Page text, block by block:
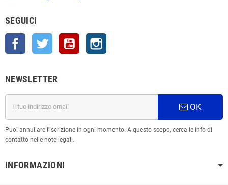
SEGUICI
Facebook Twitter YouTube
NEWSLETTER
OK
Puoi annullare l'iscrizione in ogni momento. A questo scopo, cerca le info di
contatto nelle note legali.
INFORMAZIONI